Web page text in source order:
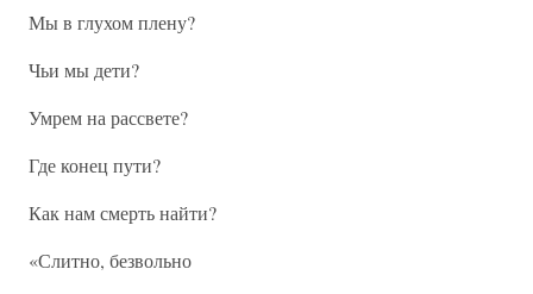
Мы в глухом плену?
Чьи мы дети?
Умрем на рассвете?
Где конец пути?
Как нам смерть найти?
«Слитно, безвольно